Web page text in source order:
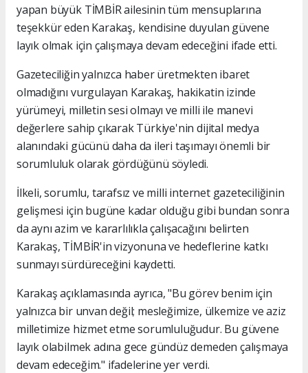
yapan büyük TİMBİR ailesinin tüm mensuplarına
teşekkür eden Karakaş, kendisine duyulan güvene
layık olmak için çalışmaya devam edeceğini ifade etti.
Gazeteciliğin yalnızca haber üretmekten ibaret
olmadığını vurgulayan Karakaş, hakikatin izinde
yürümeyi, milletin sesi olmayı ve milli ile manevi
değerlere sahip çıkarak Türkiye'nin dijital medya
alanındaki gücünü daha da ileri taşımayı önemli bir
sorumluluk olarak gördüğünü söyledi.
İlkeli, sorumlu, tarafsız ve milli internet gazeteciliğinin
gelişmesi için bugüne kadar olduğu gibi bundan sonra
da aynı azim ve kararlılıkla çalışacağını belirten
Karakaş, TİMBİR'in vizyonuna ve hedeflerine katkı
sunmayı sürdüreceğini kaydetti.
Karakaş açıklamasında ayrıca, "Bu görev benim için
yalnızca bir unvan değil; mesleğimize, ülkemize ve aziz
milletimize hizmet etme sorumluluğudur. Bu güvene
layık olabilmek adına gece gündüz demeden çalışmaya
devam edeceğim." ifadelerine yer verdi.